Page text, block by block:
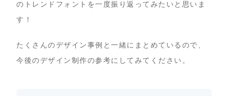
のトレンドフォントを一度振り返ってみたいと思いま
す！
たくさんのデザイン事例と一緒にまとめているので、
今後のデザイン制作の参考にしてみてください。